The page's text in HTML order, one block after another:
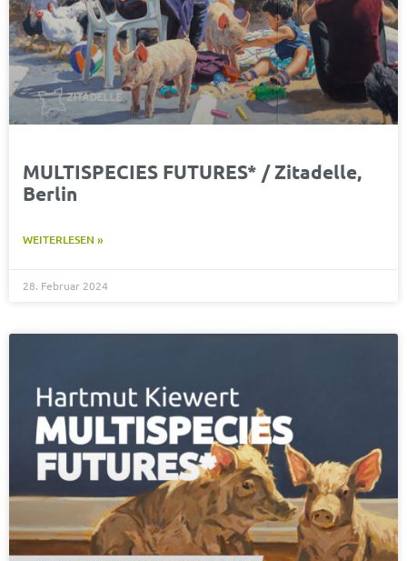
MULTISPECIES FUTURES* / Zitadelle,
Berlin
WEITERLESEN »
28. Februar 2024